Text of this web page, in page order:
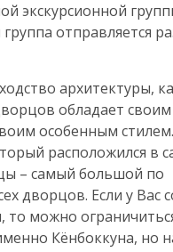
экскурсионной
отправляется
архитектуры,
обладает своим
особенным стилем.
расположился в
– самый большой по
дворцов. Если у Вас
то можно
Кёнбоккуна, но